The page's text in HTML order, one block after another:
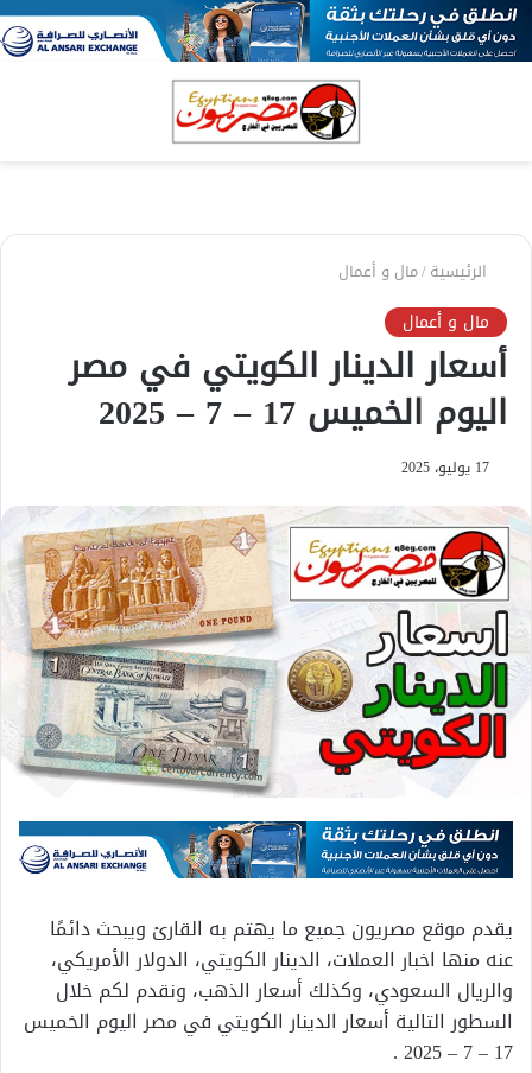
الرئيسية/مال و أعمال
مال و أعمال
أسعار الدينار الكويتي في مصر
اليوم الخميس 17 – 7 – 2025
17 يوليو، 2025
يقدم موقع مصريون جميع ما يهتم به القارئ ويبحث دائمًا
عنه منها اخبار العملات، الدينار الكويتي، الدولار الأمريكي،
والريال السعودي، وكذلك أسعار الذهب، ونقدم لكم خلال
السطور التالية أسعار الدينار الكويتي في مصر اليوم الخميس
17 – 7 – 2025 .